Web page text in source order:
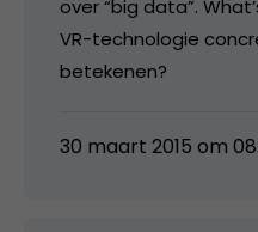
over “big data”.
VR-technologie
betekenen?
30 maart 2015 om